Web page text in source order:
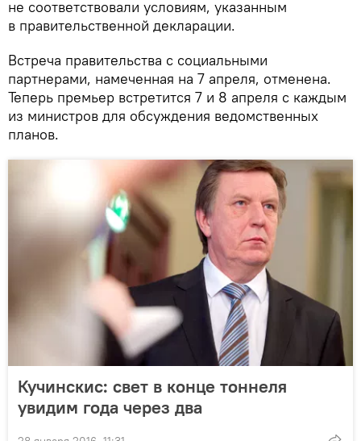
не соответствовали условиям, указанным
в правительственной декларации.
Встреча правительства с социальными
партнерами, намеченная на 7 апреля, отменена.
Теперь премьер встретится 7 и 8 апреля с каждым
из министров для обсуждения ведомственных
планов.
Кучинскис: свет в конце тоннеля
увидим года через два